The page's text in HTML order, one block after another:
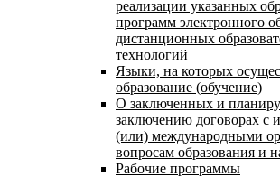
реализации указанных
программ электронного
дистанционных
технологий
Языки, на которых
образование (обучение)
О заключенных и
заключению договорах с
(или) международными
вопросам образования и
Рабочие программы